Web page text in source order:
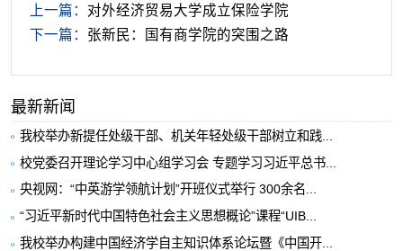
上一篇： 对外经济贸易大学成立保险学院
下一篇： 张新民：国有商学院的突围之路
最新新闻
我校举办新提任处级干部、机关年轻处级干部树立和践...
校党委召开理论学习中心组学习会 专题学习习近平总书...
央视网：“中英游学领航计划”开班仪式举行 300余名...
“习近平新时代中国特色社会主义思想概论”课程“UIB...
我校举办构建中国经济学自主知识体系论坛暨《中国开...